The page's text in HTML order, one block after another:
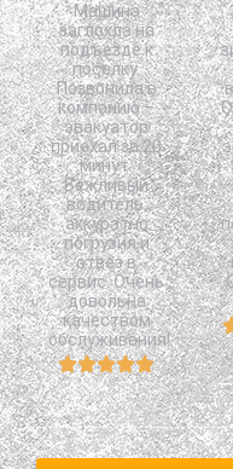
Машина
заглохла на
подъезде к
поселку.
Позвонила в
компанию –
эвакуатор
приехал за 20
минут.
Вежливый
водитель,
аккуратно
погрузил и
отвез в
сервис. Очень
довольна
качеством
обслуживания!